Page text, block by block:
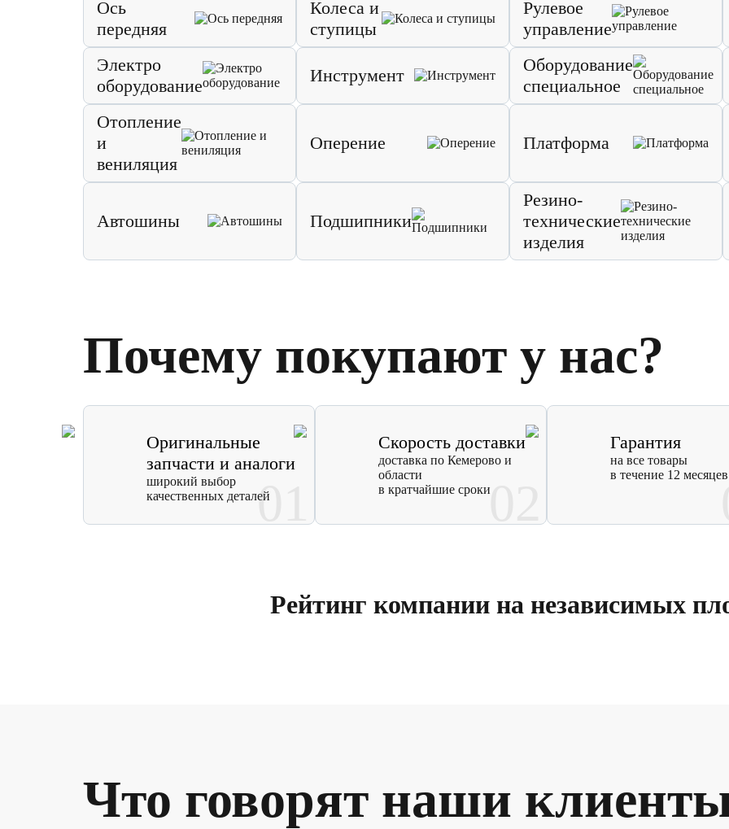
Ось
передняя
Колеса и
ступицы
Рулевое
управление
Электро
оборудование
Инструмент
Оборудование
специальное
Отопление
и
вениляция
Оперение Платформа
Автошины Подшипники
Резино-
технические
изделия
Почему покупают у нас?
Оригинальные
запчасти и аналоги
широкий выбор
качественных деталей01
Скорость доставки
доставка по Кемерово и
области
в кратчайшие сроки02
Гарантия
на все товары
в течение 12 месяцев
Рейтинг компании на независимых
Что говорят наши